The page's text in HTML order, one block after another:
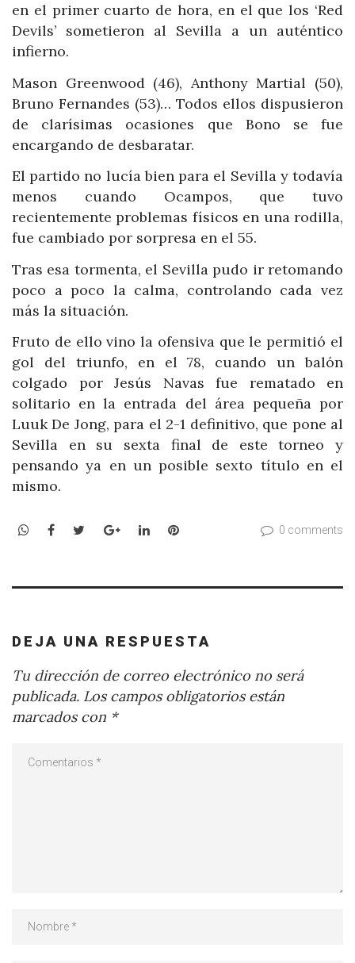
en el primer cuarto de hora, en el que los ‘Red
Devils’ sometieron al Sevilla a un auténtico
infierno.
Mason Greenwood (46), Anthony Martial (50),
Bruno Fernandes (53)… Todos ellos dispusieron
de clarísimas ocasiones que Bono se fue
encargando de desbaratar.
El partido no lucía bien para el Sevilla y todavía
menos cuando Ocampos, que tuvo
recientemente problemas físicos en una rodilla,
fue cambiado por sorpresa en el 55.
Tras esa tormenta, el Sevilla pudo ir retomando
poco a poco la calma, controlando cada vez
más la situación.
Fruto de ello vino la ofensiva que le permitió el
gol del triunfo, en el 78, cuando un balón
colgado por Jesús Navas fue rematado en
solitario en la entrada del área pequeña por
Luuk De Jong, para el 2-1 definitivo, que pone al
Sevilla en su sexta final de este torneo y
pensando ya en un posible sexto título en el
mismo.
WhatsApp
Facebook
TwitterGoogle+LinkedInPinterest 0 comments
DEJA UNA RESPUESTA
Tu dirección de correo electrónico no será
publicada. Los campos obligatorios están
marcados con *